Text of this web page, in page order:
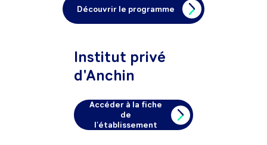
Découvrir le programme
Institut privé
d'Anchin
Accéder à la fiche
de
l'établissement